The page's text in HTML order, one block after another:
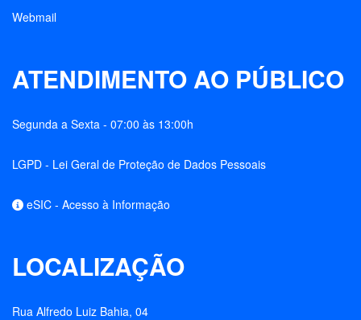
Webmail
ATENDIMENTO AO PÚBLICO
Segunda a Sexta - 07:00 às 13:00h
LGPD - Lei Geral de Proteção de Dados Pessoais
eSIC - Acesso à Informação
LOCALIZAÇÃO
Rua Alfredo Luiz Bahia, 04